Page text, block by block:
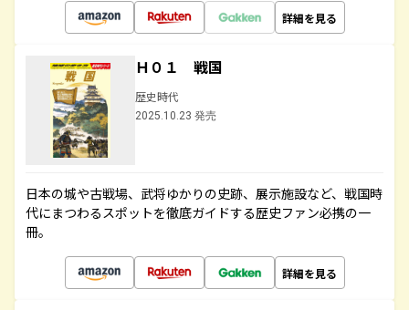
詳細を見る
Ｈ０１ 戦国
歴史時代
2025.10.23 発売
日本の城や古戦場、武将ゆかりの史跡、展示施設など、戦国時
代にまつわるスポットを徹底ガイドする歴史ファン必携の一
冊。
詳細を見る